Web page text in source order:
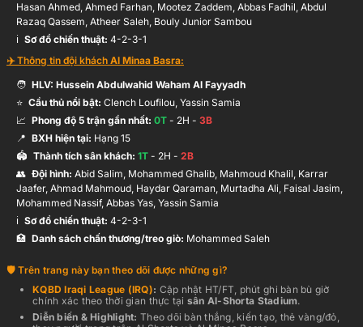
Hasan Ahmed, Ahmed Farhan, Mootez Zaddem, Abbas Fadhil, Abdul
Razaq Qassem, Atheer Saleh, Bouly Junior Sambou
ℹ️️ Sơ đồ chiến thuật: 4-2-3-1
✈️ Thông tin đội khách Al Minaa Basra:
🧑 HLV: Hussein Abdulwahid Waham Al Fayyadh
⭐ Cầu thủ nổi bật: Clench Loufilou, Yassin Samia
📈 Phong độ 5 trận gần nhất: 0T - 2H - 3B
📍 BXH hiện tại: Hạng 15
🏟️ Thành tích sân khách: 1T - 2H - 2B
👥 Đội hình: Abid Salim, Mohammed Ghalib, Mahmoud Khalil, Karrar
Jaafer, Ahmad Mahmoud, Haydar Qaraman, Murtadha Ali, Faisal Jasim,
Mohammed Nassif, Abbas Yas, Yassin Samia
ℹ️️ Sơ đồ chiến thuật: 4-2-3-1
🏥 Danh sách chấn thương/treo giò: Mohammed Saleh
Trên trang này bạn theo dõi được những gì?
KQBDIraqi League (IRQ): Cập nhật HT/FT, phút ghi bàn bù giờ
chính xác theo thời gian thực tại sân Al-Shorta Stadium.
Diễn biến & Highlight: Theo dõi bàn thắng, kiến tạo, thẻ vàng/đỏ,